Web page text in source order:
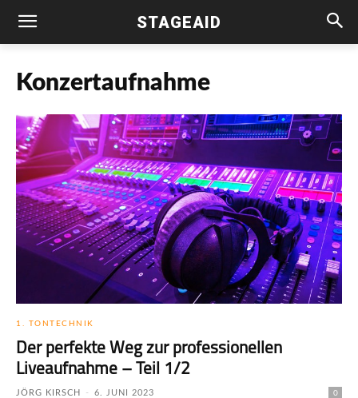
STAGEAID
Konzertaufnahme
1. TONTECHNIK
Der perfekte Weg zur professionellen
Liveaufnahme – Teil 1/2
JÖRG KIRSCH - 6. JUNI 2023 0